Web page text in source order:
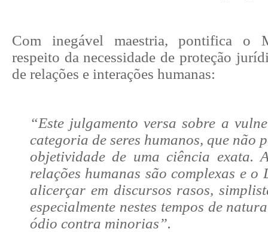
Com inegável maestria, pontifica o
respeito da necessidade de proteção
de relações e interações humanas:
“Este julgamento versa sobre a
categoria de seres humanos, que não
objetividade de uma ciência exata.
relações humanas são complexas e o
alicerçar em discursos rasos,
especialmente nestes tempos de
ódio contra minorias”.